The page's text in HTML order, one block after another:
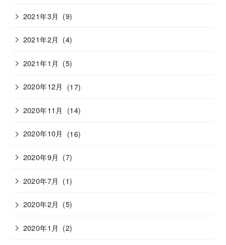
2021年3月 (9)
2021年2月 (4)
2021年1月 (5)
2020年12月 (17)
2020年11月 (14)
2020年10月 (16)
2020年9月 (7)
2020年7月 (1)
2020年2月 (5)
2020年1月 (2)